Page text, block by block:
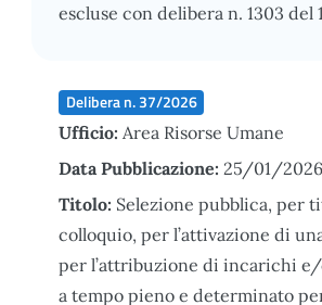
escluse con delibera n. 1303
Delibera n. 37/2026
Ufficio: Area Risorse Umane
Data Pubblicazione: 25/01/2026
Titolo: Selezione pubblica, per
colloquio, per l’attivazione di
per l’attribuzione di incarichi
a tempo pieno e determinato